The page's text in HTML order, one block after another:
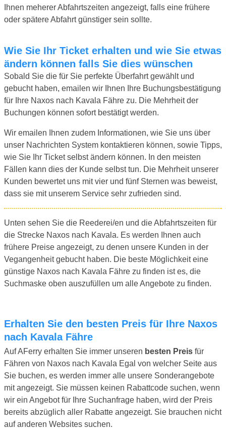
Ihnen meherer Abfahrtszeiten angezeigt, falls eine frühere
oder spätere Abfahrt günstiger sein sollte.
Wie Sie Ihr Ticket erhalten und wie Sie etwas
ändern können falls Sie dies wünschen
Sobald Sie die für Sie perfekte Überfahrt gewählt und
gebucht haben, emailen wir Ihnen Ihre Buchungsbestätigung
für Ihre Naxos nach Kavala Fähre zu. Die Mehrheit der
Buchungen können sofort bestätigt werden.
Wir emailen Ihnen zudem Informationen, wie Sie uns über
unser Nachrichten System kontaktieren können, sowie Tipps,
wie Sie Ihr Ticket selbst ändern können. In den meisten
Fällen kann dies der Kunde selbst tun. Die Mehrheit unserer
Kunden bewertet uns mit vier und fünf Sternen was beweist,
dass sie mit unserem Service sehr zufrieden sind.
Unten sehen Sie die Reederei/en und die Abfahrtszeiten für
die Strecke Naxos nach Kavala. Es werden Ihnen auch
frühere Preise angezeigt, zu denen unsere Kunden in der
Vegangenheit gebucht haben. Die beste Möglichkeit eine
günstige Naxos nach Kavala Fähre zu finden ist es, die
Suchmaske oben auszufüllen um alle Angebote zu finden.
Erhalten Sie den besten Preis für Ihre Naxos
nach Kavala Fähre
Auf AFerry erhalten Sie immer unseren besten Preis für
Fähren von Naxos nach Kavala Egal von welcher Seite aus
Sie buchen, es werden immer alle unsere Sonderangebote
mit angezeigt. Sie müssen keinen Rabattcode suchen, wenn
wir ein Angebot für Ihre Suchanfrage haben, wird der Preis
bereits abzüglich aller Rabatte angezeigt. Sie brauchen nicht
auf anderen Websites suchen.